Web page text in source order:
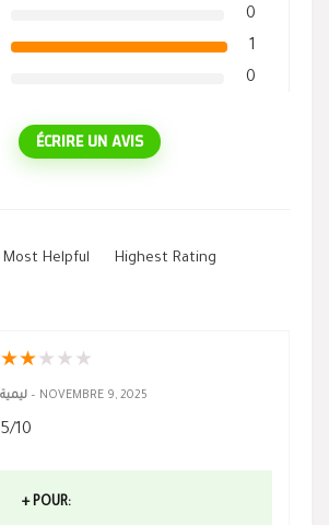
0
1
0
ÉCRIRE UN AVIS
Most Helpful
Highest Rating
★★ ★ ★ ★
– NOVEMBRE 9, 2025
5/10
+ POUR: